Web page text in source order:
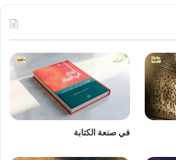
في صنعة الكتابة